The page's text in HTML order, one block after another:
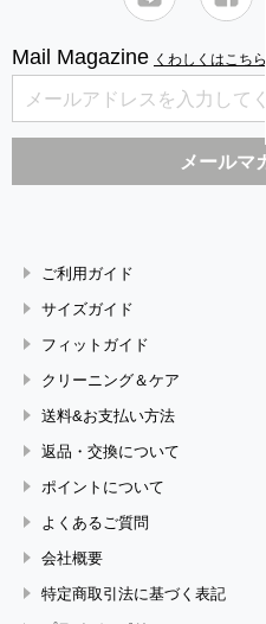
Mail Magazine くわしくはこちら
ご利用ガイド
サイズガイド
フィットガイド
クリーニング＆ケア
送料&お支払い方法
返品・交換について
ポイントについて
よくあるご質問
会社概要
特定商取引法に基づく表記